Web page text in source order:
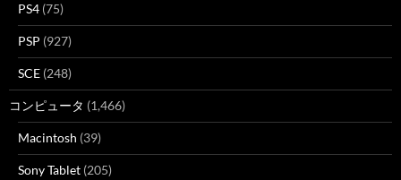
PS4 (75)
PSP (927)
SCE (248)
コンピュータ (1,466)
Macintosh (39)
Sony Tablet (205)